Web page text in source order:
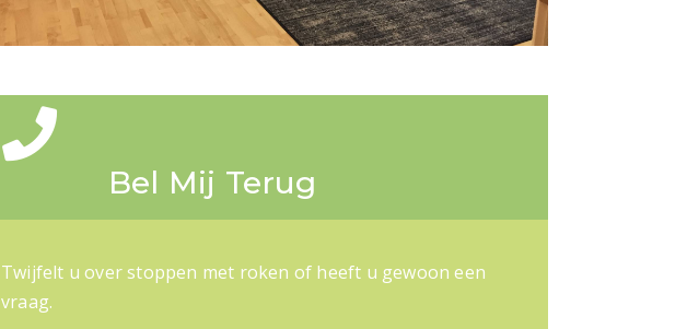
Bel Mij Terug
Twijfelt u over stoppen met roken of heeft u gewoon een
vraag.